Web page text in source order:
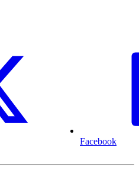
Facebook